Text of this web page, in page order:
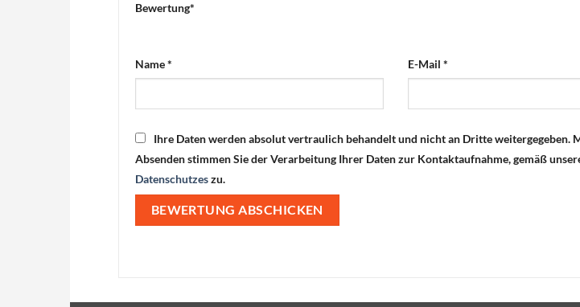
Bewertung*
Name* E-Mail *
Ihre Daten werden absolut vertraulich behandelt und nicht an Dritte weitergegeben.
Absenden stimmen Sie der Verarbeitung Ihrer Daten zur Kontaktaufnahme, gemäß
Datenschutzeszu.